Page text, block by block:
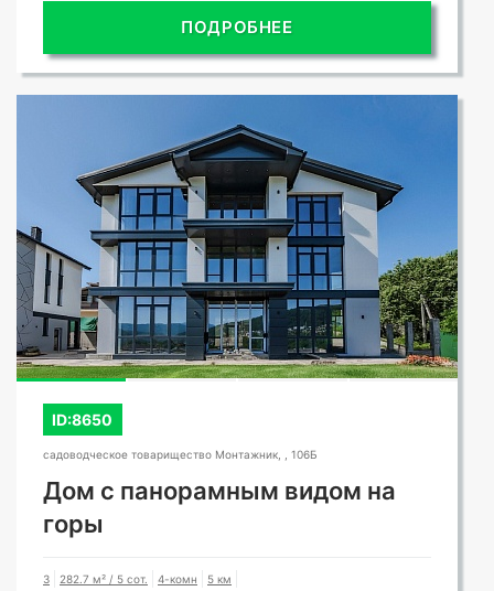
ПОДРОБНЕЕ
ID:8650
садоводческое товарищество Монтажник, , 106Б
Дом с панорамным видом на
горы
3 282.7 м² / 5 сот. 4-комн 5 км